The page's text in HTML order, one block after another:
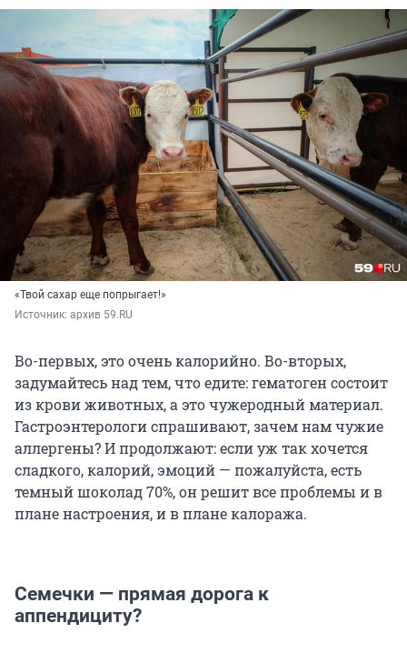
«Твой сахар еще попрыгает!»
Источник: архив 59.RU
Во-первых, это очень калорийно. Во-вторых,
задумайтесь над тем, что едите: гематоген состоит
из крови животных, а это чужеродный материал.
Гастроэнтерологи спрашивают, зачем нам чужие
аллергены? И продолжают: если уж так хочется
сладкого, калорий, эмоций — пожалуйста, есть
темный шоколад 70%, он решит все проблемы и в
плане настроения, и в плане калоража.
Семечки — прямая дорога к
аппендициту?